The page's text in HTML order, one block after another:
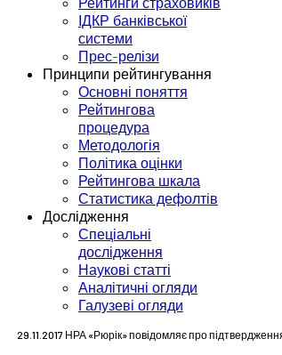
ІДКР банківської
системи
Прес-релізи
Принципи рейтингування
Основні поняття
Рейтингова
процедура
Методологія
Політика оцінки
Рейтингова шкала
Статистика дефолтів
Дослідження
Спеціальні
дослідження
Наукові статті
Аналітичні огляди
Галузеві огляди
29.11.2017 НРА «Рюрік» повідомляє про